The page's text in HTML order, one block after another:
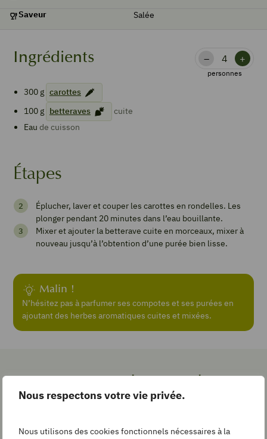
Nous respectons votre vie privée.
Nous utilisons des cookies fonctionnels nécessaires à la
Saveur
Salée
Étapes
Éplucher, laver et couper les carottes en rondelles. Les
plonger pendant 20 minutes dans l’eau bouillante.
Mixer et ajouter la betterave cuite en morceaux, mixer à
nouveau jusqu’à l’obtention d’une purée bien lisse.
Malin !
N’hésitez pas à parfumer ses compotes et ses purées en
ajoutant des herbes aromatiques cuites et mixées.
Ingrédients – +
personnes
300 g carottes
100 g betteraves
cuite
Eau de cuisson
de
betterave,
carotte
Imprimer
la
Add
Les gestes simples pour la
recette